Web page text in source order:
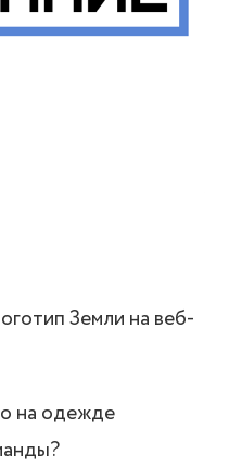
Земли на веб-
на одежде